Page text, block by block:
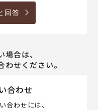
回答
合は、
せください。
合わせ
合わせには、